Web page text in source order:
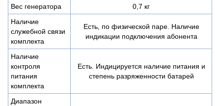
Вес генератора
0,7 кг
Наличие
служебной связи
комплекта
Есть, по физической паре. Наличие
индикации подключения абонента
Наличие
контроля
питания
комплекта
Есть. Индицируется наличие питания и
степень разряженности батарей
Диапазон